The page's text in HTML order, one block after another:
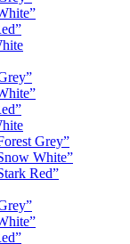
Grey”
White”
Red”